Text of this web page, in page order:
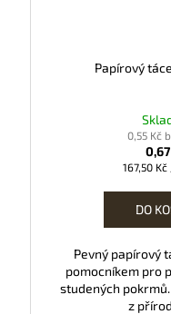
Papírový
0,55 Kč
Měrná
167,50
DO
Pevný papírový
pomocníkem pro
studených
z